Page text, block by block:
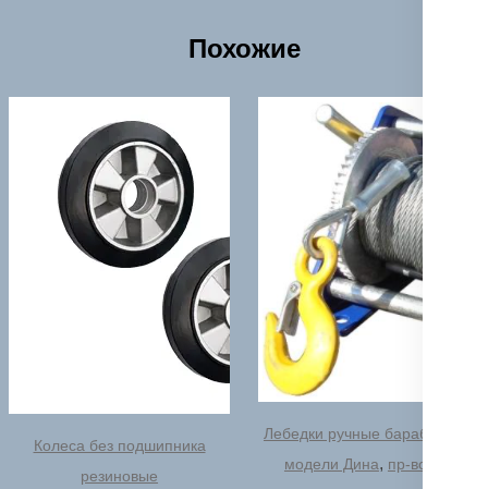
Похожие
Колеса без подшипника
резиновые
Лебедки ручные барабанные
модели Дина, пр-во РФ